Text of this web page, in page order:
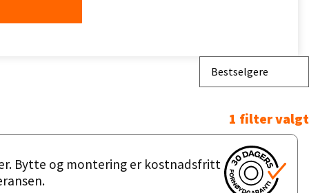
Bestselgere
1 filter valgt
Bytte og montering er kostnadsfritt